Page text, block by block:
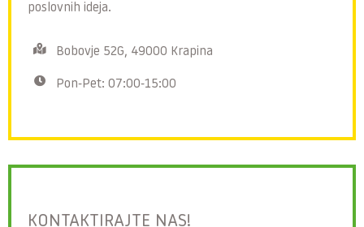
poslovnih ideja.
Bobovje 52G, 49000 Krapina
Pon-Pet: 07:00-15:00
KONTAKTIRAJTE NAS!